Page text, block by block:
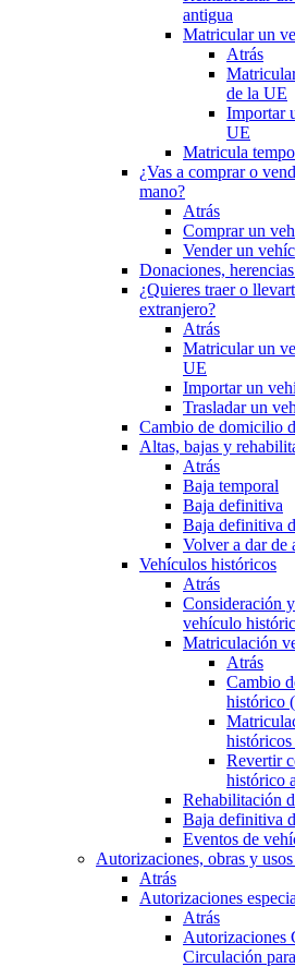
antigua
Matricular un
Atrás
de la UE
Importar
UE
Matricula
¿Vas a comprar o
mano?
Atrás
Comprar un
Vender un
Donaciones,
¿Quieres traer o
extranjero?
Atrás
Matricular un
UE
Importar un
Trasladar un
Cambio de domicilio
Altas, bajas y
Atrás
Baja temporal
Baja definitiva
Baja definitiva
Volver a dar de
Vehículos históricos
Atrás
Consideración
vehículo
Matriculación
Atrás
Cambio
histórico
Revertir
histórico
Rehabilitación
Baja definitiva
Eventos de
Autorizaciones, obras y
Atrás
Autorizaciones
Atrás
Autorizaciones
Circulación